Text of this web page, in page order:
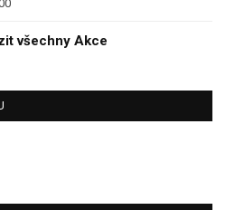
všechny Akce